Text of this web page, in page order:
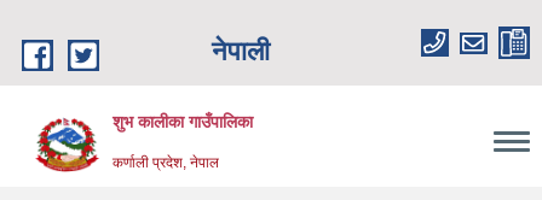
नेपाली
शुभ कालीका गाउँपालिका
कर्णाली प्रदेश, नेपाल